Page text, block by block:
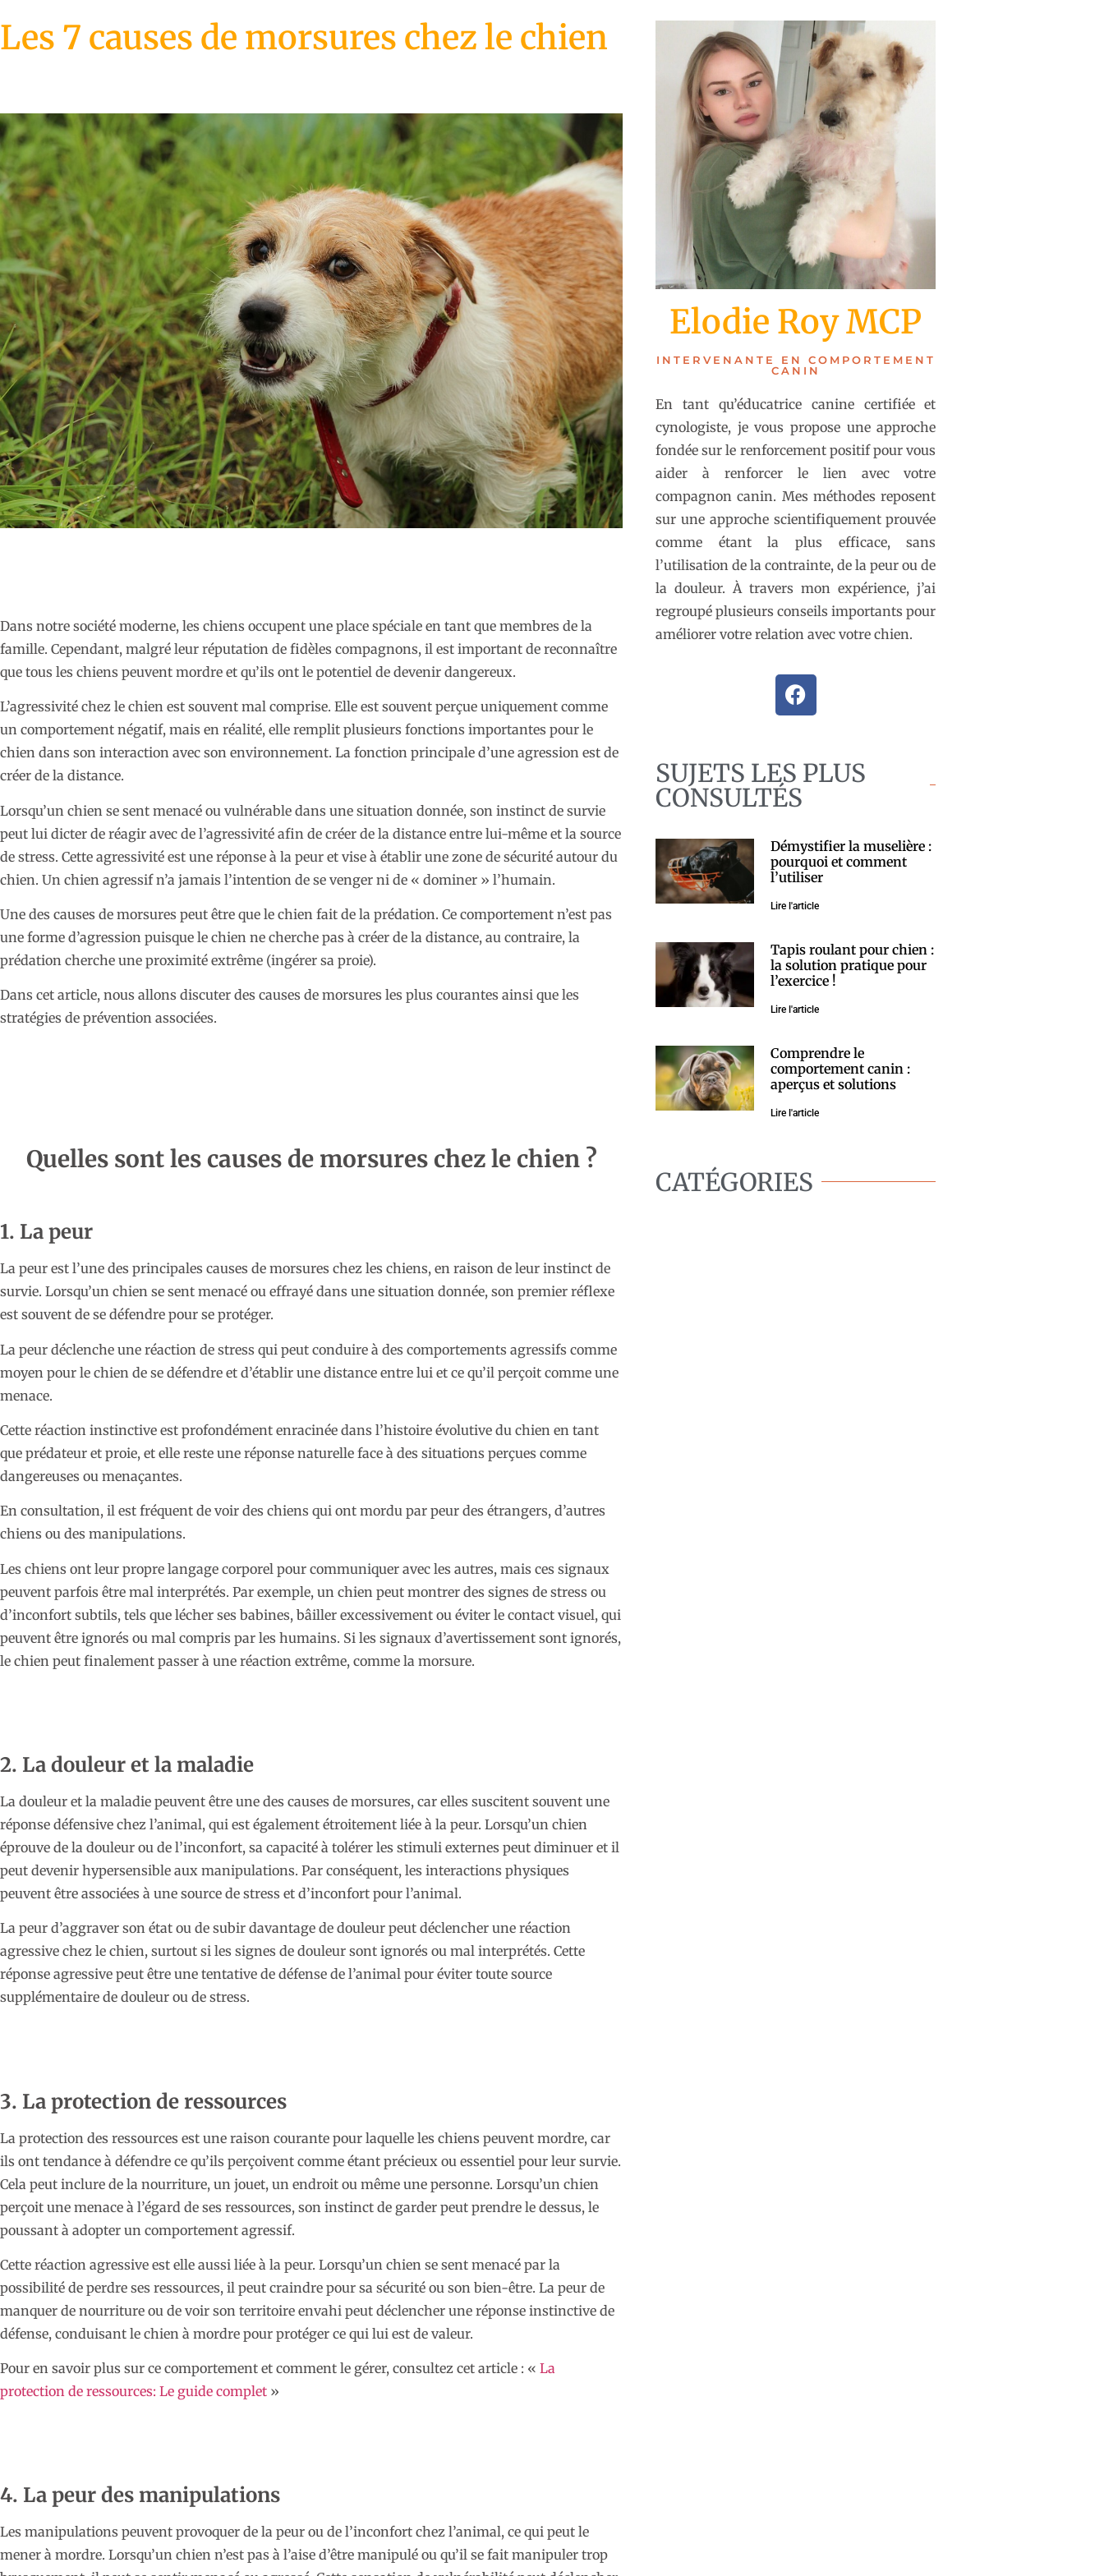
Les 7 causes de morsures chez le chien
Dans notre société moderne, les chiens occupent une place spéciale en tant que membres de la
famille. Cependant, malgré leur réputation de fidèles compagnons, il est important de reconnaître
que tous les chiens peuvent mordre et qu’ils ont le potentiel de devenir dangereux.
L’agressivité chez le chien est souvent mal comprise. Elle est souvent perçue uniquement comme
un comportement négatif, mais en réalité, elle remplit plusieurs fonctions importantes pour le
chien dans son interaction avec son environnement. La fonction principale d’une agression est de
créer de la distance.
Lorsqu’un chien se sent menacé ou vulnérable dans une situation donnée, son instinct de survie
peut lui dicter de réagir avec de l’agressivité afin de créer de la distance entre lui-même et la source
de stress. Cette agressivité est une réponse à la peur et vise à établir une zone de sécurité autour du
chien. Un chien agressif n’a jamais l’intention de se venger ni de « dominer » l’humain.
Une des causes de morsures peut être que le chien fait de la prédation. Ce comportement n’est pas
une forme d’agression puisque le chien ne cherche pas à créer de la distance, au contraire, la
prédation cherche une proximité extrême (ingérer sa proie).
Dans cet article, nous allons discuter des causes de morsures les plus courantes ainsi que les
stratégies de prévention associées.
Quelles sont les causes de morsures chez le chien ?
1. La peur
La peur est l’une des principales causes de morsures chez les chiens, en raison de leur instinct de
survie. Lorsqu’un chien se sent menacé ou effrayé dans une situation donnée, son premier réflexe
est souvent de se défendre pour se protéger.
La peur déclenche une réaction de stress qui peut conduire à des comportements agressifs comme
moyen pour le chien de se défendre et d’établir une distance entre lui et ce qu’il perçoit comme une
menace.
Cette réaction instinctive est profondément enracinée dans l’histoire évolutive du chien en tant
que prédateur et proie, et elle reste une réponse naturelle face à des situations perçues comme
dangereuses ou menaçantes.
En consultation, il est fréquent de voir des chiens qui ont mordu par peur des étrangers, d’autres
chiens ou des manipulations.
Les chiens ont leur propre langage corporel pour communiquer avec les autres, mais ces signaux
peuvent parfois être mal interprétés. Par exemple, un chien peut montrer des signes de stress ou
d’inconfort subtils, tels que lécher ses babines, bâiller excessivement ou éviter le contact visuel, qui
peuvent être ignorés ou mal compris par les humains. Si les signaux d’avertissement sont ignorés,
le chien peut finalement passer à une réaction extrême, comme la morsure.
2. La douleur et la maladie
La douleur et la maladie peuvent être une des causes de morsures, car elles suscitent souvent une
réponse défensive chez l’animal, qui est également étroitement liée à la peur. Lorsqu’un chien
éprouve de la douleur ou de l’inconfort, sa capacité à tolérer les stimuli externes peut diminuer et il
peut devenir hypersensible aux manipulations. Par conséquent, les interactions physiques
peuvent être associées à une source de stress et d’inconfort pour l’animal.
La peur d’aggraver son état ou de subir davantage de douleur peut déclencher une réaction
agressive chez le chien, surtout si les signes de douleur sont ignorés ou mal interprétés. Cette
réponse agressive peut être une tentative de défense de l’animal pour éviter toute source
supplémentaire de douleur ou de stress.
3. La protection de ressources
La protection des ressources est une raison courante pour laquelle les chiens peuvent mordre, car
ils ont tendance à défendre ce qu’ils perçoivent comme étant précieux ou essentiel pour leur survie.
Cela peut inclure de la nourriture, un jouet, un endroit ou même une personne. Lorsqu’un chien
perçoit une menace à l’égard de ses ressources, son instinct de garder peut prendre le dessus, le
poussant à adopter un comportement agressif.
Cette réaction agressive est elle aussi liée à la peur. Lorsqu’un chien se sent menacé par la
possibilité de perdre ses ressources, il peut craindre pour sa sécurité ou son bien-être. La peur de
manquer de nourriture ou de voir son territoire envahi peut déclencher une réponse instinctive de
défense, conduisant le chien à mordre pour protéger ce qui lui est de valeur.
Pour en savoir plus sur ce comportement et comment le gérer, consultez cet article : « La
protection de ressources: Le guide complet »
4. La peur des manipulations
Les manipulations peuvent provoquer de la peur ou de l’inconfort chez l’animal, ce qui peut le
mener à mordre. Lorsqu’un chien n’est pas à l’aise d’être manipulé ou qu’il se fait manipuler trop
Elodie Roy MCP
INTERVENANTE EN COMPORTEMENT
CANIN
En tant qu’éducatrice canine certifiée et
cynologiste, je vous propose une approche
fondée sur le renforcement positif pour vous
aider à renforcer le lien avec votre
compagnon canin. Mes méthodes reposent
sur une approche scientifiquement prouvée
comme étant la plus efficace, sans
l’utilisation de la contrainte, de la peur ou de
la douleur. À travers mon expérience, j’ai
regroupé plusieurs conseils importants pour
améliorer votre relation avec votre chien.
SUJETS LES PLUS
CONSULTÉS
Démystifier la muselière :
pourquoi et comment
l’utiliser
Lire l'article
Tapis roulant pour chien :
la solution pratique pour
l’exercice !
Lire l'article
Comprendre le
comportement canin :
aperçus et solutions
Lire l'article
CATÉGORIES